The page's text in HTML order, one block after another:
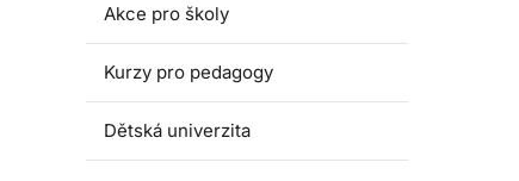
Akce pro školy
Kurzy pro pedagogy
Dětská univerzita